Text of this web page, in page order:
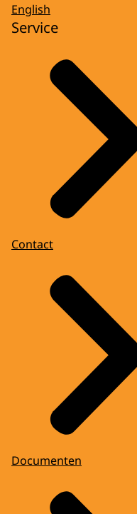
English
Service
Contact
Documenten